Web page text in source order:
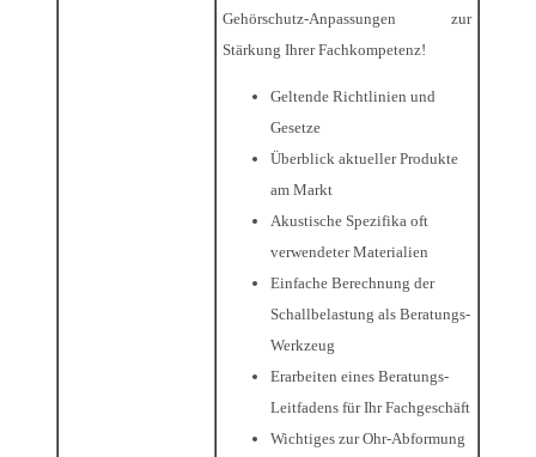
Gehörschutz-Anpassungen zur
Stärkung Ihrer Fachkompetenz!
Geltende Richtlinien und
Gesetze
Überblick aktueller Produkte
am Markt
Akustische Spezifika oft
verwendeter Materialien
Einfache Berechnung der
Schallbelastung als Beratungs-
Werkzeug
Erarbeiten eines Beratungs-
Leitfadens für Ihr Fachgeschäft
Wichtiges zur Ohr-Abformung